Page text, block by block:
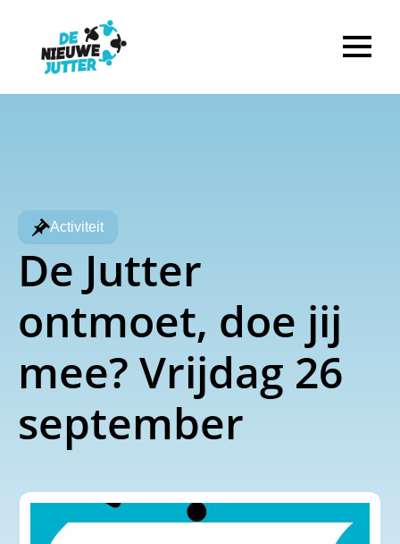
Activiteit
De Jutter
ontmoet, doe jij
mee? Vrijdag 26
september